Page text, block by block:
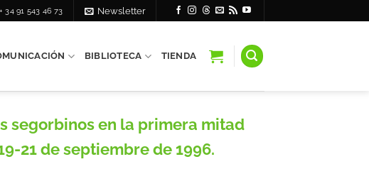
+ 34 91 543 46 73 Newsletter
BIBLIOTECA TIENDA
segorbinos en la primera mitad
21 de septiembre de 1996.